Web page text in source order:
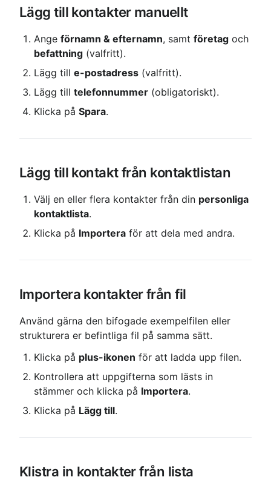
Lägg till kontakter manuellt
Ange förnamn & efternamn, samt företag och
befattning (valfritt).
Lägg till e-postadress (valfritt).
Lägg till telefonnummer (obligatoriskt).
Klicka på Spara.
Lägg till kontakt från kontaktlistan
Välj en eller flera kontakter från din personliga
kontaktlista.
Klicka på Importera för att dela med andra.
Importera kontakter från fil
Använd gärna den bifogade exempelfilen eller
strukturera er befintliga fil på samma sätt.
Klicka på plus-ikonen för att ladda upp filen.
Kontrollera att uppgifterna som lästs in
stämmer och klicka på Importera.
Klicka på Lägg till.
Klistra in kontakter från lista